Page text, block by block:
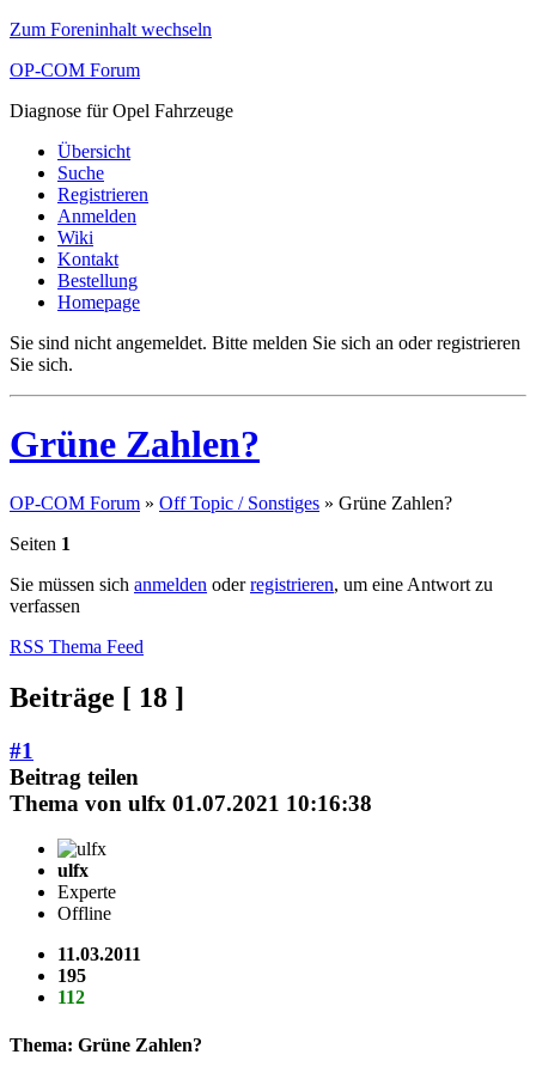
Zum Foreninhalt wechseln
OP-COM Forum
Diagnose für Opel Fahrzeuge
Übersicht
Suche
Registrieren
Anmelden
Wiki
Kontakt
Bestellung
Homepage
Sie sind nicht angemeldet. Bitte melden Sie sich an oder registrieren
Sie sich.
Grüne Zahlen?
OP-COM Forum » Off Topic / Sonstiges » Grüne Zahlen?
Seiten 1
Sie müssen sich anmelden oderregistrieren, um eine Antwort zu
verfassen
RSS Thema Feed
Beiträge [ 18 ]
#1
Beitrag teilen
Thema von ulfx 01.07.2021 10:16:38
ulfx
Experte
Offline
11.03.2011
195
112
Thema: Grüne Zahlen?